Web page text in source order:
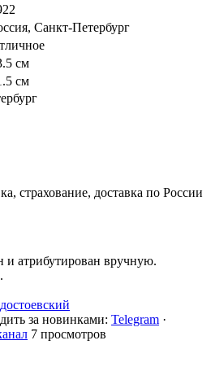
Санкт-Петербург
см
см
страхование, доставка по России
атрибутирован вручную.
достоевский
за новинками: Telegram ·
7 просмотров